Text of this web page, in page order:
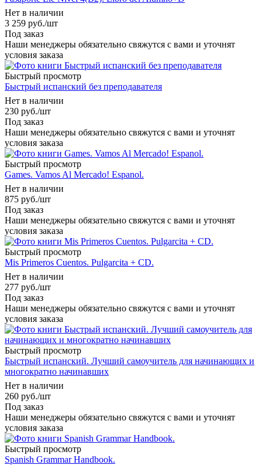
Нет в наличии
3 259 руб./шт
Под заказ
Наши менеджеры обязательно свяжутся с вами и уточнят
условия заказа
Быстрый просмотр
Быстрый испанский без преподавателя
Нет в наличии
230 руб./шт
Под заказ
Наши менеджеры обязательно свяжутся с вами и уточнят
условия заказа
Быстрый просмотр
Games. Vamos Al Mercado! Espanol.
Нет в наличии
875 руб./шт
Под заказ
Наши менеджеры обязательно свяжутся с вами и уточнят
условия заказа
Быстрый просмотр
Mis Primeros Cuentos. Pulgarcita + CD.
Нет в наличии
277 руб./шт
Под заказ
Наши менеджеры обязательно свяжутся с вами и уточнят
условия заказа
Быстрый просмотр
Быстрый испанский. Лучший самоучитель для начинающих и
многократно начинавших
Нет в наличии
260 руб./шт
Под заказ
Наши менеджеры обязательно свяжутся с вами и уточнят
условия заказа
Быстрый просмотр
Spanish Grammar Handbook.